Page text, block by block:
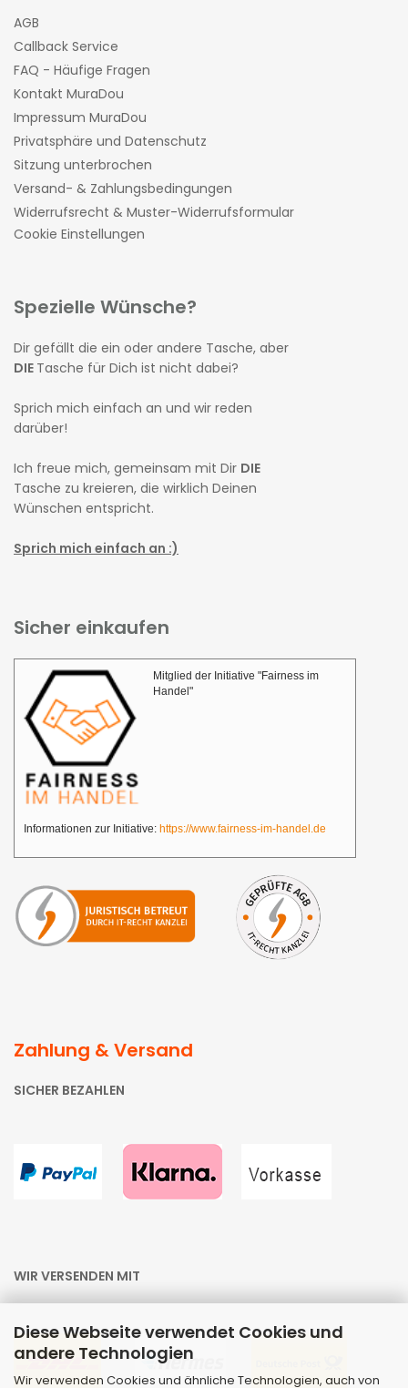
Diese Webseite verwendet Cookies und
andere Technologien
Wir verwenden Cookies und ähnliche Technologien, auch von
AGB
Callback Service
FAQ - Häufige Fragen
Kontakt MuraDou
Impressum MuraDou
Privatsphäre und Datenschutz
Sitzung unterbrochen
Versand- & Zahlungsbedingungen
Widerrufsrecht & Muster-Widerrufsformular
Cookie Einstellungen
Spezielle Wünsche?
Dir gefällt die ein oder andere Tasche, aber
DIE Tasche für Dich ist nicht dabei?
Sprich mich einfach an und wir reden
darüber!
Ich freue mich, gemeinsam mit Dir DIE
Tasche zu kreieren, die wirklich Deinen
Wünschen entspricht.
Sprich mich einfach an :)
Sicher einkaufen
Mitglied der Initiative "Fairness im
Handel"
Informationen zur Initiative: https://www.fairness-im-handel.de
Zahlung & Versand
SICHER BEZAHLEN
WIR VERSENDEN MIT